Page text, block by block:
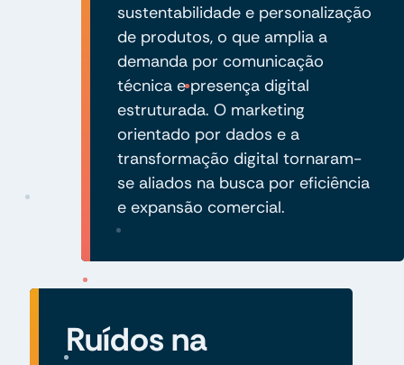
sustentabilidade e personalização
de produtos, o que amplia a
demanda por comunicação
técnica e presença digital
estruturada. O marketing
orientado por dados e a
transformação digital tornaram-
se aliados na busca por eficiência
e expansão comercial.
Ruídos na